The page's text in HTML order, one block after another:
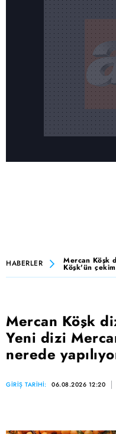
HABERLER Mercan Köşk
Köşk'ün
Mercan Köşk
Yeni dizi
nerede
GİRİŞ TARİHİ: 06.08.2026 12:20